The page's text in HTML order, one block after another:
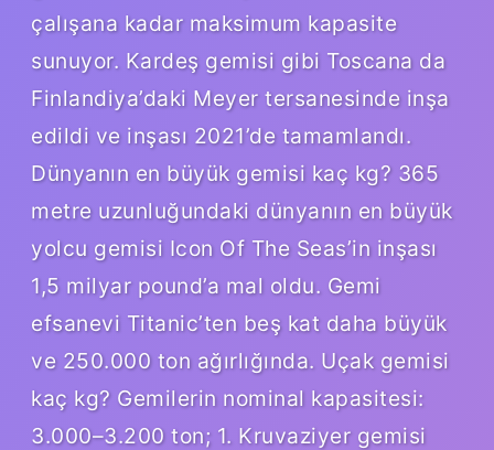
çalışana kadar maksimum kapasite
sunuyor. Kardeş gemisi gibi Toscana da
Finlandiya’daki Meyer tersanesinde inşa
edildi ve inşası 2021’de tamamlandı.
Dünyanın en büyük gemisi kaç kg? 365
metre uzunluğundaki dünyanın en büyük
yolcu gemisi Icon Of The Seas’in inşası
1,5 milyar pound’a mal oldu. Gemi
efsanevi Titanic’ten beş kat daha büyük
ve 250.000 ton ağırlığında. Uçak gemisi
kaç kg? Gemilerin nominal kapasitesi:
3.000–3.200 ton; 1. Kruvaziyer gemisi